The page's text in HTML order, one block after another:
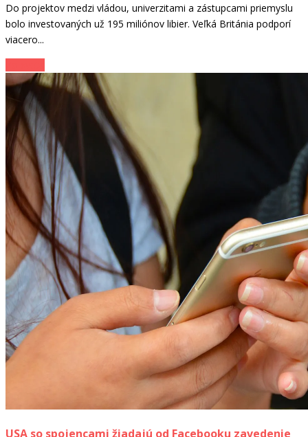
Do projektov medzi vládou, univerzitami a zástupcami priemyslu
bolo investovaných už 195 miliónov libier. Veľká Británia podporí
viacero...
USA so spojencami žiadajú od Facebooku zavedenie